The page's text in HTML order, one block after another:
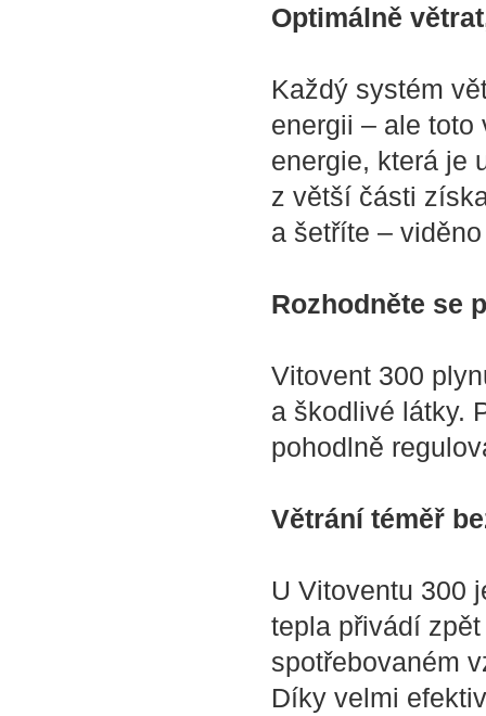
Optimálně
Každý systém
energii – ale
energie, která je
z větší části
a šetříte –
Rozhodněte se
Vitovent 300
a škodlivé látky.
pohodlně
Větrání téměř
U Vitoventu 300
tepla přivádí
spotřebovaném
Díky velmi